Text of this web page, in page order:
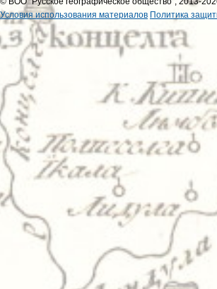
Условия использования материалов Политика